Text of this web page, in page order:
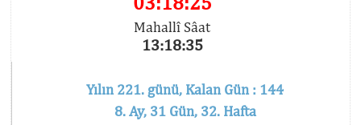
Mahallî Sâat
13:18:35
Yılın 221. günü, Kalan Gün : 144
8. Ay, 31 Gün, 32. Hafta